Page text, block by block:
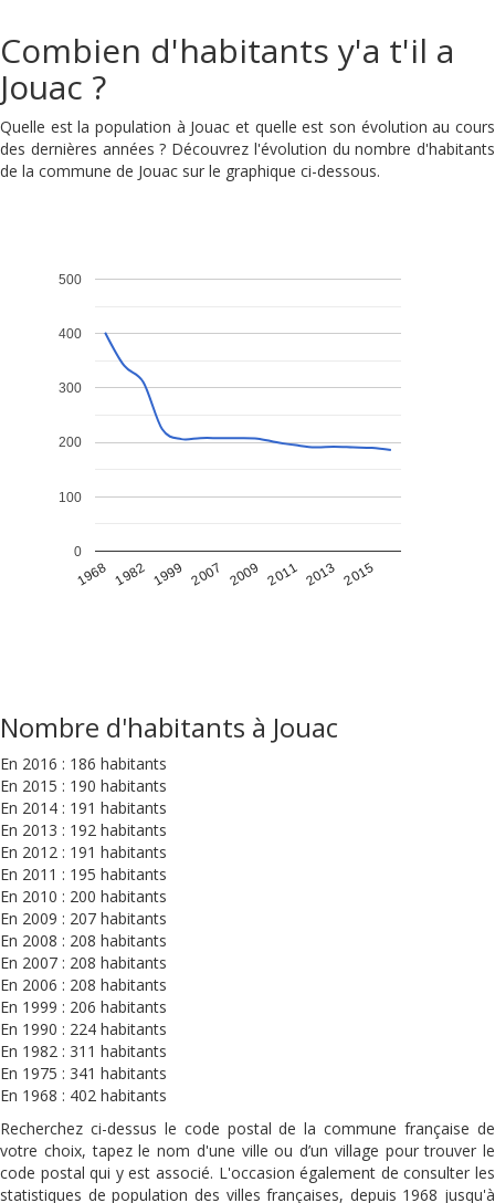
Combien d'habitants y'a t'il a
Jouac ?
Quelle est la population à Jouac et quelle est son évolution au cours
des dernières années ? Découvrez l'évolution du nombre d'habitants
de la commune de Jouac sur le graphique ci-dessous.
1968 1982 1999 2007 2009 2011 2013 2015
0
100
200
300
400
500
Nombre d'habitants à Jouac
En 2016 : 186 habitants
En 2015 : 190 habitants
En 2014 : 191 habitants
En 2013 : 192 habitants
En 2012 : 191 habitants
En 2011 : 195 habitants
En 2010 : 200 habitants
En 2009 : 207 habitants
En 2008 : 208 habitants
En 2007 : 208 habitants
En 2006 : 208 habitants
En 1999 : 206 habitants
En 1990 : 224 habitants
En 1982 : 311 habitants
En 1975 : 341 habitants
En 1968 : 402 habitants
Recherchez ci-dessus le code postal de la commune française de
votre choix, tapez le nom d'une ville ou d’un village pour trouver le
code postal qui y est associé. L'occasion également de consulter les
statistiques de population des villes françaises, depuis 1968 jusqu'à